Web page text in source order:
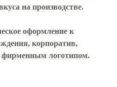
на производстве.
оформление к
корпоратив,
фирменным логотипом.